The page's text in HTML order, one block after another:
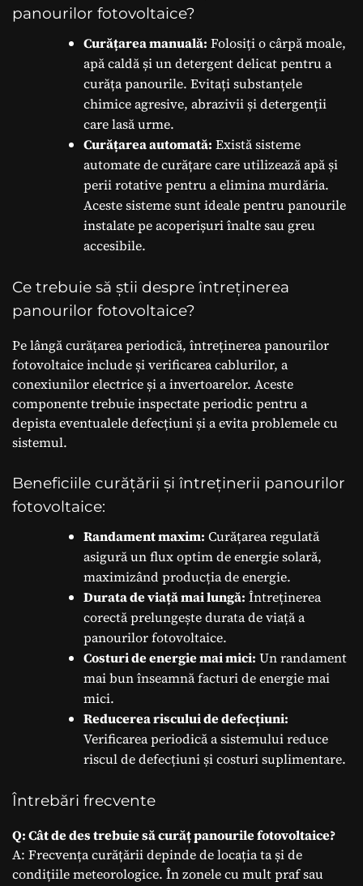
panourilor fotovoltaice?
Curățarea manuală: Folosiți o cârpă moale,
apă caldă și un detergent delicat pentru a
curăța panourile. Evitați substanțele
chimice agresive, abrazivii și detergenții
care lasă urme.
Curățarea automată: Există sisteme
automate de curățare care utilizează apă și
perii rotative pentru a elimina murdăria.
Aceste sisteme sunt ideale pentru panourile
instalate pe acoperișuri înalte sau greu
accesibile.
Ce trebuie să știi despre întreținerea
panourilor fotovoltaice?
Pe lângă curățarea periodică, întreținerea panourilor
fotovoltaice include și verificarea cablurilor, a
conexiunilor electrice și a invertoarelor. Aceste
componente trebuie inspectate periodic pentru a
depista eventualele defecțiuni și a evita problemele cu
sistemul.
Beneficiile curățării și întreținerii panourilor
fotovoltaice:
Randament maxim: Curățarea regulată
asigură un flux optim de energie solară,
maximizând producția de energie.
Durata de viață mai lungă: Întreținerea
corectă prelungește durata de viață a
panourilor fotovoltaice.
Costuri de energie mai mici: Un randament
mai bun înseamnă facturi de energie mai
mici.
Reducerea riscului de defecțiuni:
Verificarea periodică a sistemului reduce
riscul de defecțiuni și costuri suplimentare.
Întrebări frecvente
Q: Cât de des trebuie să curăț panourile fotovoltaice?
A: Frecvența curățării depinde de locația ta și de
condițiile meteorologice. În zonele cu mult praf sau